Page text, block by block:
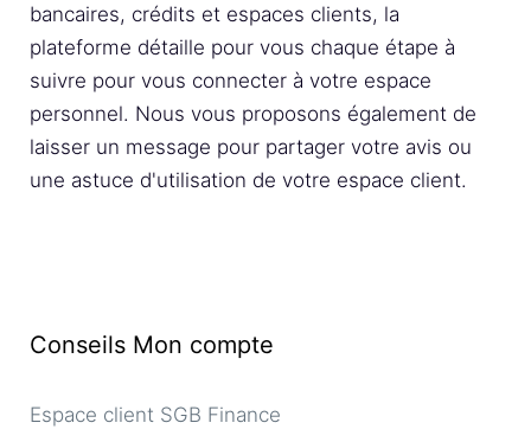
bancaires, crédits et espaces clients, la
plateforme détaille pour vous chaque étape à
suivre pour vous connecter à votre espace
personnel. Nous vous proposons également de
laisser un message pour partager votre avis ou
une astuce d'utilisation de votre espace client.
Conseils Mon compte
Espace client SGB Finance